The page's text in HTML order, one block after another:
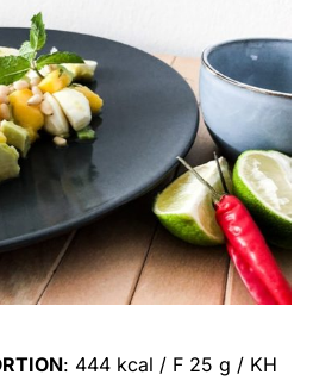
: 444 kcal / F 25 g / KH